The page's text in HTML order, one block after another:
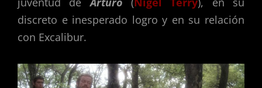
discreto e inesperado logro y en su relación
con Excalibur.